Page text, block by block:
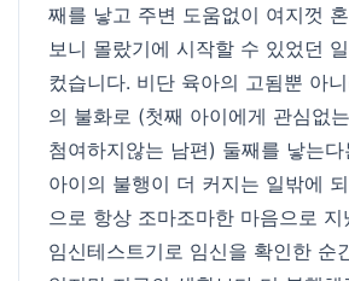
째를 낳고 주변 도움없이 여지껏
보니 몰랐기에 시작할 수 있었던
컸습니다. 비단 육아의 고됨뿐 아
의 불화로 (첫째 아이에게 관심없
첨여하지않는 남편) 둘째를 낳는
아이의 불행이 더 커지는 일밖에
으로 항상 조마조마한 마음으로
임신테스트기로 임신을 확인한 순